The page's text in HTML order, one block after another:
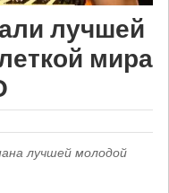
лучшей
мира
лучшей молодой